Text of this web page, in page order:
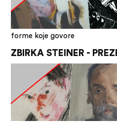
forme koje govore
ZBIRKA STEINER -